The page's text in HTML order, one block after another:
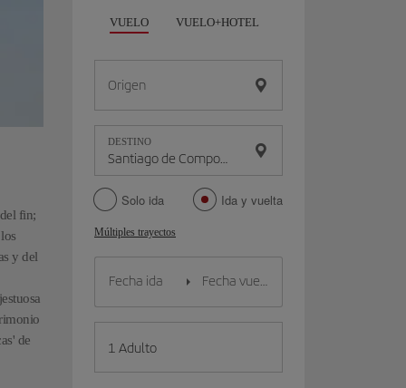
fin;
y del
de
VUELO VUELO+HOTEL
Origen
DESTINO
Solo ida Ida y vuelta
Múltiples trayectos